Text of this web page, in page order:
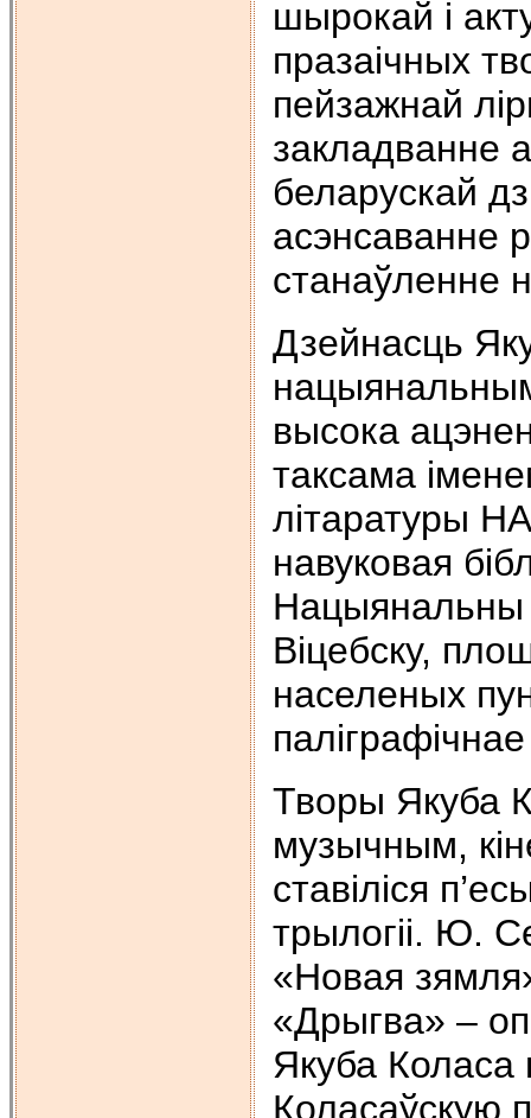
шырокай і
празаічных
пейзажнай
закладванне
беларускай
асэнсаванне
станаўленне
Дзейнасць
высока
таксама
літаратуры
навуковая
Нацыянальны
Віцебску,
населеных
Творы Якуба
музычным,
ставіліся
трылогіі. Ю.
«Новая
«Дрыгва» –
Якуба Коласа
Коласаўскую